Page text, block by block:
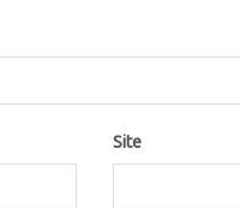
Site